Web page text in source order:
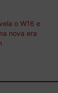
o W16 e
nova era